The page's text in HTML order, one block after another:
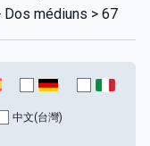
médiuns > 67
中文(台灣)